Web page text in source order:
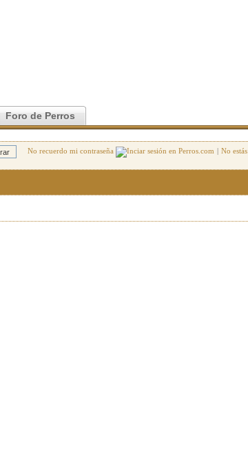
Foro de Perros
No recuerdo mi contraseña | No estás